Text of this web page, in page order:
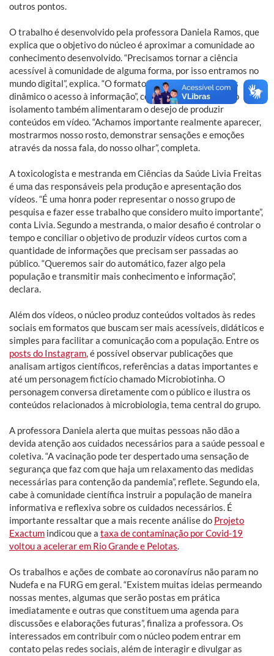
outros pontos.
O trabalho é desenvolvido pela professora Daniela Ramos, que
explica que o objetivo do núcleo é aproximar a comunidade ao
conhecimento desenvolvido. “Precisamos tornar a ciência
acessível à comunidade de alguma forma, por isso entramos no
mundo digital”, explica. “O formato audiovisual torna mais
dinâmico o acesso à informação”, continua. A pandemia e o
isolamento também alimentaram o desejo de produzir
conteúdos em vídeo. “Achamos importante realmente aparecer,
mostrarmos nosso rosto, demonstrar sensações e emoções
através da nossa fala, do nosso olhar”, completa.
A toxicologista e mestranda em Ciências da Saúde Livia Freitas
é uma das responsáveis pela produção e apresentação dos
vídeos. “É uma honra poder representar o nosso grupo de
pesquisa e fazer esse trabalho que considero muito importante”,
conta Livia. Segundo a mestranda, o maior desafio é controlar o
tempo e conciliar o objetivo de produzir vídeos curtos com a
quantidade de informações que precisam ser passadas ao
público. “Queremos sair do automático, fazer algo pela
população e transmitir mais conhecimento e informação”,
declara.
Além dos vídeos, o núcleo produz conteúdos voltados às redes
sociais em formatos que buscam ser mais acessíveis, didáticos e
simples para facilitar a comunicação com a população. Entre os
posts do Instagram, é possível observar publicações que
analisam artigos científicos, referências a datas importantes e
até um personagem fictício chamado Microbiotinha. O
personagem conversa diretamente com o público e ilustra os
conteúdos relacionados à microbiologia, tema central do grupo.
A professora Daniela alerta que muitas pessoas não dão a
devida atenção aos cuidados necessários para a saúde pessoal e
coletiva. “A vacinação pode ter despertado uma sensação de
segurança que faz com que haja um relaxamento das medidas
necessárias para contenção da pandemia”, reflete. Segundo ela,
cabe à comunidade científica instruir a população de maneira
informativa e reflexiva sobre os cuidados necessários. É
importante ressaltar que a mais recente análise do Projeto
Exactum indicou que a taxa de contaminação por Covid-19
voltou a acelerar em Rio Grande e Pelotas.
Os trabalhos e ações de combate ao coronavírus não param no
Nudefa e na FURG em geral. “Existem muitas ideias permeando
nossas mentes, algumas que serão postas em prática
imediatamente e outras que constituem uma agenda para
discussões e elaborações futuras”, finaliza a professora. Os
interessados em contribuir com o núcleo podem entrar em
contato pelas redes sociais, além de interagir e divulgar as